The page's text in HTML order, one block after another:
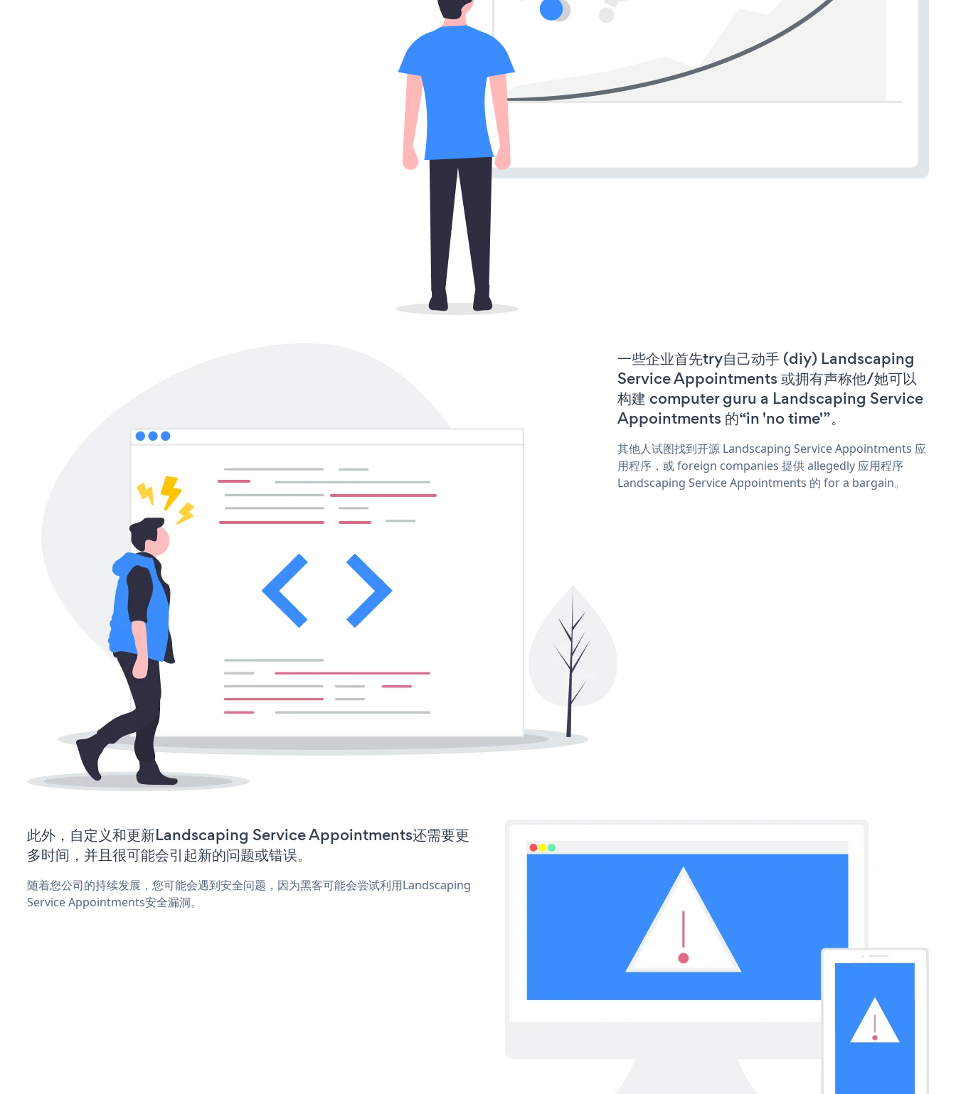
一些企业首先try自己动手 (diy) Landscaping
Service Appointments 或拥有声称他/她可以
构建 computer guru a Landscaping Service
Appointments 的“in 'no time'”。
其他人试图找到开源 Landscaping Service Appointments 应
用程序，或 foreign companies 提供 allegedly 应用程序
Landscaping Service Appointments 的 for a bargain。
此外，自定义和更新Landscaping Service Appointments还需要更
多时间，并且很可能会引起新的问题或错误。
随着您公司的持续发展，您可能会遇到安全问题，因为黑客可能会尝试利用Landscaping
Service Appointments安全漏洞。